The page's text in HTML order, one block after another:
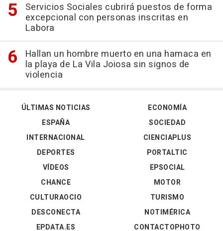
Servicios Sociales cubrirá puestos de forma
excepcional con personas inscritas en
Labora
Hallan un hombre muerto en una hamaca en
la playa de La Vila Joiosa sin signos de
violencia
ÚLTIMAS NOTICIAS
ESPAÑA
INTERNACIONAL
DEPORTES
VÍDEOS
ECONOMÍA
SOCIEDAD
CIENCIAPLUS
PORTALTIC
EPSOCIAL
CHANCE
CULTURAOCIO
DESCONECTA
EPDATA.ES
MOTOR
TURISMO
NOTIMÉRICA
CONTACTOPHOTO